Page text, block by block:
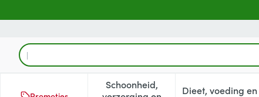
Product, merk, categorie...
Schoonheid,
Dieet, voeding en